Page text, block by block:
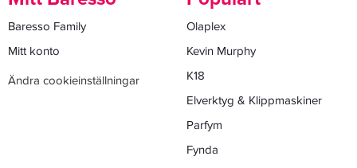
Baresso Family
Mitt konto
Ändra cookieinställningar
Olaplex
Kevin Murphy
K18
Elverktyg & Klippmaskiner
Parfym
Fynda